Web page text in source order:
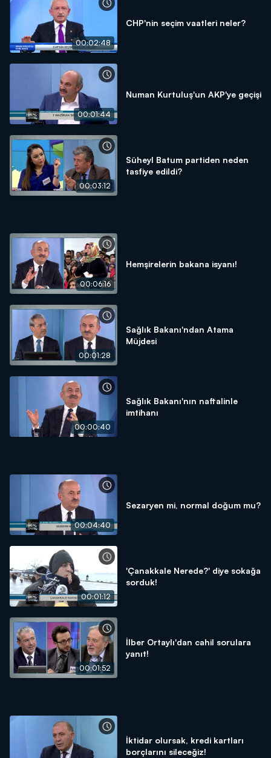
00:02:48
CHP'nin seçim vaatleri neler?
00:01:44
Numan Kurtuluş'un AKP'ye geçişi
00:03:12
Süheyl Batum partiden neden
tasfiye edildi?
00:06:16
Hemşirelerin bakana isyanı!
00:01:28
Sağlık Bakanı'ndan Atama
Müjdesi
00:00:40
Sağlık Bakanı'nın naftalinle
imtihanı
00:04:40
Sezaryen mi, normal doğum mu?
00:01:12
'Çanakkale Nerede?' diye sokağa
sorduk!
00:01:52
İlber Ortaylı'dan cahil sorulara
yanıt!
İktidar olursak, kredi kartları
borçlarını sileceğiz!